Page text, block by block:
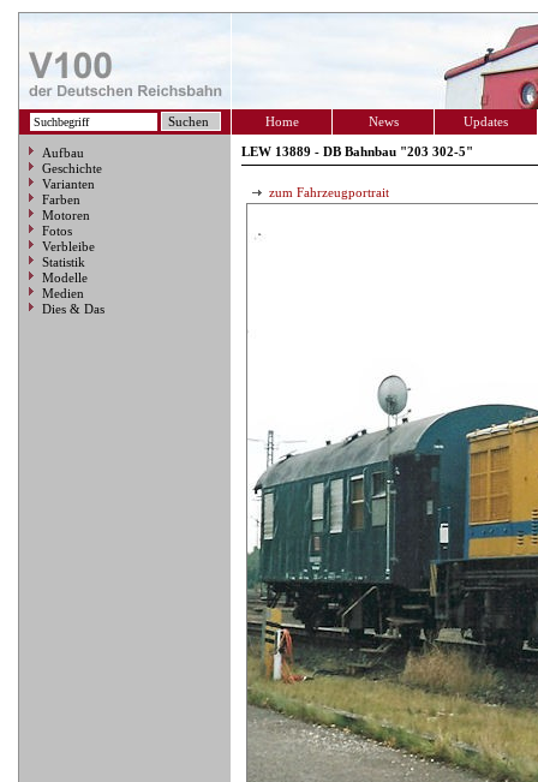
Home News Updates
Aufbau
Geschichte
Varianten
Farben
Motoren
Fotos
Verbleibe
Statistik
Modelle
Medien
Dies & Das
LEW 13889 - DB Bahnbau "203 302-5"
zum Fahrzeugportrait